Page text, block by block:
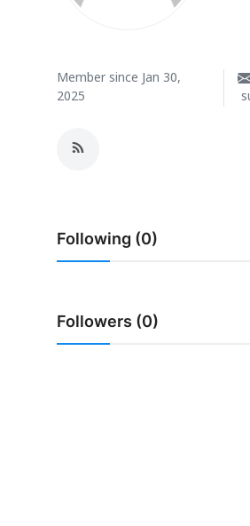
Alam Bali
Indonesia
Member since Jan 30,
2025
Following (0)
Followers (0)